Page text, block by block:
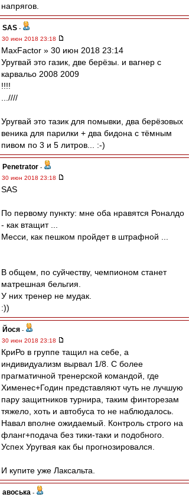
напрягов.
SAS -
30 июн 2018 23:18
MaxFactor » 30 июн 2018 23:14
Уругвай это газик, две берёзы. и вагнер с
карвальо 2008 2009
!!!!
...////
Уругвай это тазик для помывки, два берёзовых
веника для парилки + два бидона с тёмным
пивом по 3 и 5 литров... :-)
Penetrator -
30 июн 2018 23:18
SAS
По первому пункту: мне оба нравятся Роналдо
- как втащит ...
Месси, как пешком пройдет в штрафной ...
В общем, по суйчеству, чемпионом станет
матрешная бельгия.
У них тренер не мудак.
:))
Йося -
30 июн 2018 23:18
КриРо в группе тащил на себе, а
индивидуализм вырвал 1/8. С более
прагматичной тренерской командой, где
Хименес+Годин представляют чуть не лучшую
пару защитников турнира, таким финторезам
тяжело, хоть и автобуса то не наблюдалось.
Навал вполне ожидаемый. Контроль строго на
фланг+подача без тики-таки и подобного.
Успех Уругвая как бы прогнозировался.
И купите уже Лаксальта.
авоська -